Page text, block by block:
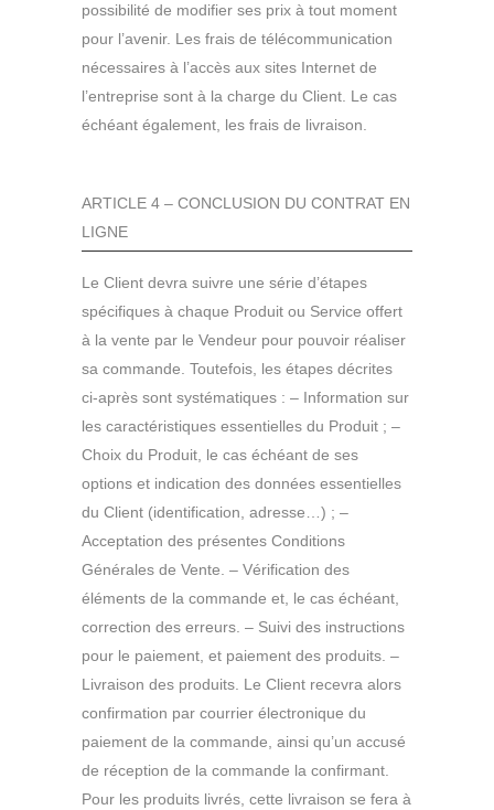
possibilité de modifier ses prix à tout moment
pour l’avenir. Les frais de télécommunication
nécessaires à l’accès aux sites Internet de
l’entreprise sont à la charge du Client. Le cas
échéant également, les frais de livraison.
ARTICLE 4 – CONCLUSION DU CONTRAT EN
LIGNE
Le Client devra suivre une série d’étapes
spécifiques à chaque Produit ou Service offert
à la vente par le Vendeur pour pouvoir réaliser
sa commande. Toutefois, les étapes décrites
ci-après sont systématiques : – Information sur
les caractéristiques essentielles du Produit ; –
Choix du Produit, le cas échéant de ses
options et indication des données essentielles
du Client (identification, adresse…) ; –
Acceptation des présentes Conditions
Générales de Vente. – Vérification des
éléments de la commande et, le cas échéant,
correction des erreurs. – Suivi des instructions
pour le paiement, et paiement des produits. –
Livraison des produits. Le Client recevra alors
confirmation par courrier électronique du
paiement de la commande, ainsi qu’un accusé
de réception de la commande la confirmant.
Pour les produits livrés, cette livraison se fera à